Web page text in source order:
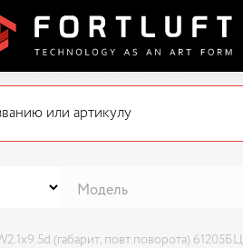
(габарит, повт.поворота) 61205БЦ